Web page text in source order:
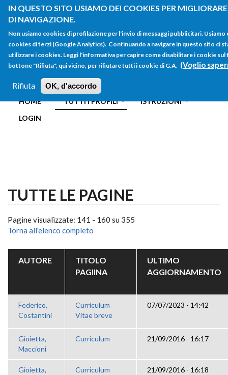
IN QUESTO SITO USIAMO DEI COOKIES PER
DI NAVIGAZIONE.
Non usiamo cookies di profilazione per l'invio di messaggi pubblicitari. Usiamo
cookies di terzi (Google Analytics). Continuando a navigare in questo sito ci
utilizzare i cookies. Leggi l'informativa per capire come disabilitare i cookie
bottone "Rifiuta", qui vicino, per rifiutare tutti i cookie di G.A. (Voglio
Rifiuta OK, d'accordo
Salta al contenuto principale
FORM
DI
RICERCA
Main menu
HOME TUTTI I PROFILI
ISTRUZIONI
LOGIN
TUTTE LE PAGINE
Pagine visualizzate: 141 - 160 su 355
Torna all'elenco completo
AUTORE
TITOLO
PAGIINA
ULTIMO
AGGIORNAMENTO
Federico,
Costantini
Curriculum
Vitae breve
07/07/2023 - 14:42
Gioietta,
Maccioni
Curriculum 21/09/2016 - 16:17
Gioietta,
Curriculum 21/09/2016 - 16:18